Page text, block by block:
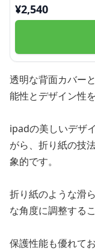
¥2,540
透明な背面カバー
能性とデザイン性
ipadの美しいデザ
がら、折り紙の技
象的です。
折り紙のような滑
な角度に調整する
保護性能も優れて